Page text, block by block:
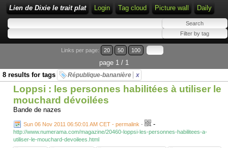
Lien de Dixie le trait plat Login Tag cloud Picture wall Daily
Links per page: 20 50 100
page 1 / 1
8 results for tags
République-bananière x
Loppsi : les personnes habilitées à utiliser le
mouchard dévoilées
Bande de nazes
Sun 06 Nov 2011 06:50:01 AM CET - permalink - -
http://www.numerama.com/magazine/20460-loppsi-les-personnes-habilitees-a-
utiliser-le-mouchard-devoilees.html